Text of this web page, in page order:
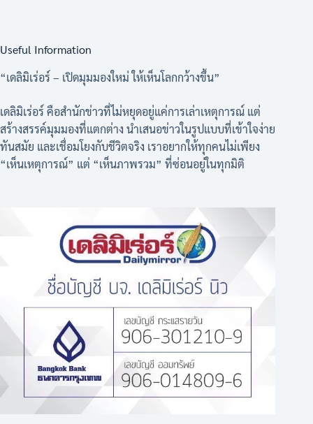
Useful Information
“เดลิมิเร่อร์ – เปิดมุมมองใหม่ ให้เห็นโลกกว้างขึ้น”
เดลิมิเร่อร์ คือสำนักข่าวที่ไม่หยุดอยู่แค่การเล่าเหตุการณ์ แต่
สร้างสรรค์มุมมองที่แตกต่าง นำเสนอข่าวในรูปแบบที่เข้าใจง่าย
ทันสมัย และเชื่อมโยงกับชีวิตจริง เราอยากให้ทุกคนไม่เพียง
“เห็นเหตุการณ์” แต่ “เห็นภาพรวม” ที่ซ่อนอยู่ในทุกมิติ